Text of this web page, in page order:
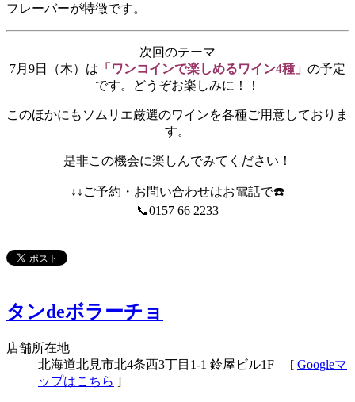
フレーバーが特徴です。
次回のテーマ
7月9日（木）は 「ワンコインで楽しめるワイン4種」 の予定
です。どうぞお楽しみに！！
このほかにもソムリエ厳選のワインを各種ご用意しておりま
す。
是非この機会に楽しんでみてください！
↓↓ご予約・お問い合わせはお電話で☎️
📞0157 66 2233
タンdeボラーチョ
店舗所在地
北海道北見市北4条西3丁目1-1 鈴屋ビル1F
[ Googleマ
ップはこちら ]